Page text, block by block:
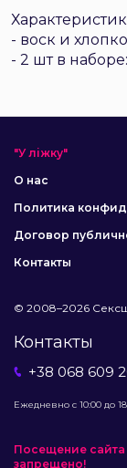
- воск и
- 2 шт в
"У ліжку"
О нас
Политика
Договор
Контакты
© 2008–2026
Контакты
+38 068 609
Ежедневно с 10:00 до
Посещение сайта
запрещено!